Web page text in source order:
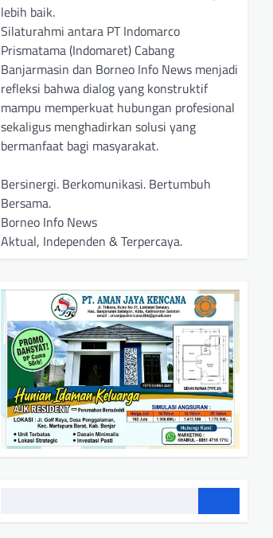
lebih baik.
Silaturahmi antara PT Indomarco
Prismatama (Indomaret) Cabang
Banjarmasin dan Borneo Info News menjadi
refleksi bahwa dialog yang konstruktif
mampu memperkuat hubungan profesional
sekaligus menghadirkan solusi yang
bermanfaat bagi masyarakat.
Bersinergi. Berkomunikasi. Bertumbuh
Bersama.
Borneo Info News
Aktual, Independen & Terpercaya.